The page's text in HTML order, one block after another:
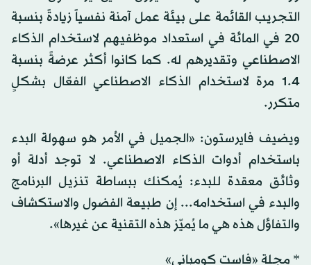
التجريب القائمة على بيئة عمل آمنة نفسياً زيادةً بنسبة
20 في المائة في استعداد موظفيهم لاستخدام الذكاء
الاصطناعي وتقديرهم له. كما كانوا أكثر عرضةً بنسبة
1.4 مرة لاستخدام الذكاء الاصطناعي الفعّال بشكلٍ
متكرر.
ويضيف فايرستون: «الجميل في الأمر هو سهولة البدء
باستخدام أدوات الذكاء الاصطناعي. لا توجد أدلة أو
وثائق معقدة للبدء: يُمكنك ببساطة تنزيل البرنامج
والبدء في استخدامه... إن طبيعة الفضول والاستكشاف
والتفاؤل هذه هي ما يُميّز هذه التقنية عن غيرها».
* مجلة «فاست كومباني»